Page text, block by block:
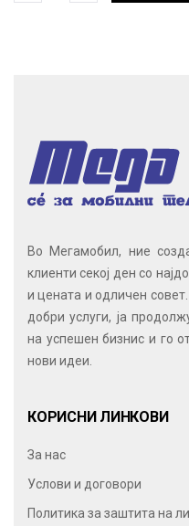
Во Мегамобил, ние
клиенти секој ден со
и цената и одличен
добри услуги, ја
на успешен бизнис и го
нови идеи.
КОРИСНИ ЛИНКОВИ
За нас
Услови и договори
Политика за заштита на